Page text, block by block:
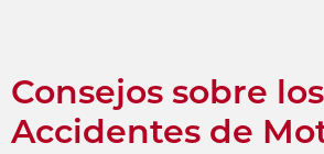
Consejos sobre los
Accidentes de